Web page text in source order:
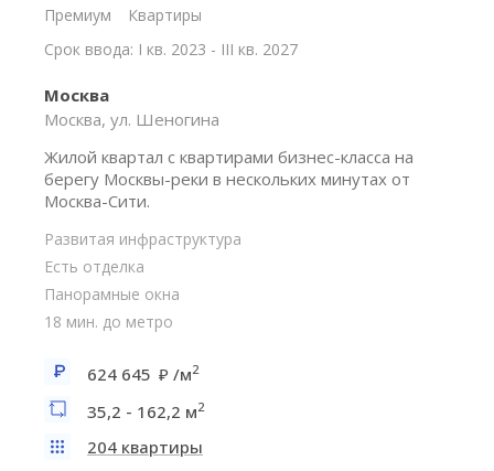
Премиум
Квартиры
Срок ввода: I кв. 2023 - III кв. 2027
Москва
Москва, ул. Шеногина
Жилой квартал с квартирами бизнес-класса на
берегу Москвы-реки в нескольких минутах от
Москва-Сити.
Развитая инфраструктура
Есть отделка
Панорамные окна
18 мин. до метро
624 645 /м2
35,2 - 162,2 м2
204 квартиры